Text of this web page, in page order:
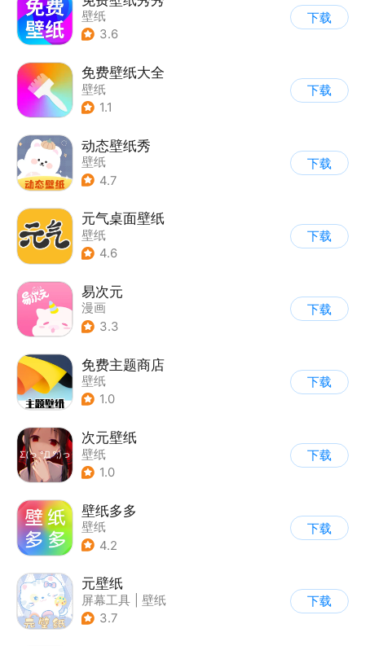
壁纸
3.6
下载
免费壁纸大全
壁纸
1.1
下载
动态壁纸秀
壁纸
4.7
下载
元气桌面壁纸
壁纸
4.6
下载
易次元
漫画
3.3
下载
免费主题商店
壁纸
1.0
下载
次元壁纸
壁纸
1.0
下载
壁纸多多
壁纸
4.2
下载
元壁纸
屏幕工具
壁纸
3.7
下载